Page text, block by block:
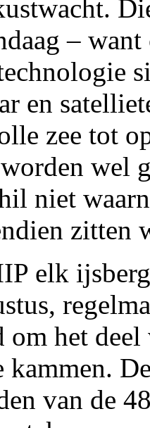
–
en
zee tot
wel
niet
zitten
elk
het deel
kammen.
van de